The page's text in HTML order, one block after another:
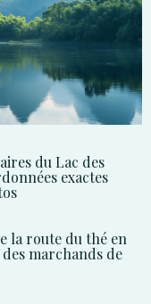
du Lac des
exactes
la route du thé en
marchands de